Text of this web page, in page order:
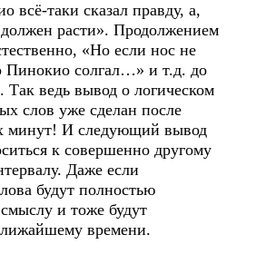
всё-таки сказал правду, а,
расти». Продолжением
«Но если нос не
Пинокио солгал…» и т.д. до
Так ведь вывод о логическом
слов уже сделан после
минут! И следующий вывод
к совершенно другому
Даже если
будут полностью
и тоже будут
времени.